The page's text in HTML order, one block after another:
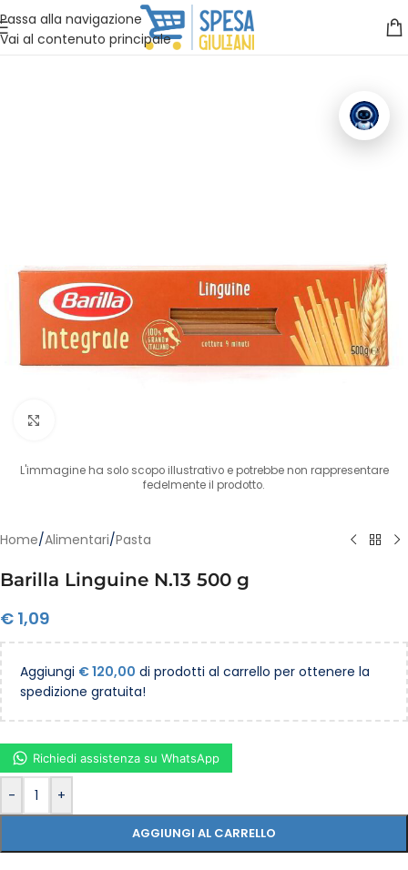
Passa alla navigazione
Vai al contenuto principale
Vuoi assistenza?Clicca qui e ti richiamiamo noi
L'immagine ha solo scopo illustrativo e potrebbe non rappresentare
fedelmente il prodotto.
Home/Alimentari/Pasta
Barilla Linguine N.13 500 g
€ 1,09
Aggiungi €120,00 di prodotti al carrello per ottenere la
spedizione gratuita!
- +
AGGIUNGI AL CARRELLO
Richiedi assistenza su WhatsApp